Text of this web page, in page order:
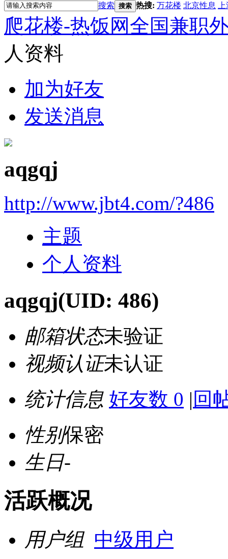
搜索 搜索 热搜: 万花楼 北京性息
爬花楼-热饭网全国兼职
人资料
加为好友
发送消息
aqgqj
http://www.jbt4.com/?486
主题
个人资料
aqgqj(UID: 486)
邮箱状态未验证
视频认证未认证
统计信息 好友数 0 | 回
性别保密
生日-
活跃概况
用户组 中级用户